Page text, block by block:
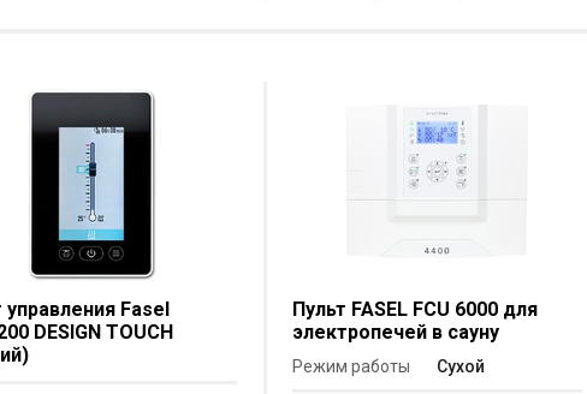
управления Fasel
DESIGN TOUCH
Пульт FASEL FCU 6000 для
электропечей в сауну
Режим работы Сухой